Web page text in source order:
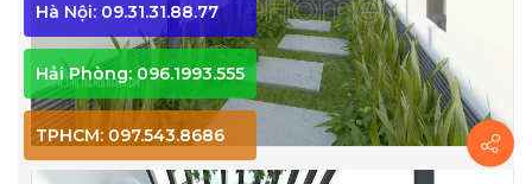
Hà Nội: 09.31.31.88.77
Hải Phòng: 096.1993.555
TPHCM: 097.543.8686